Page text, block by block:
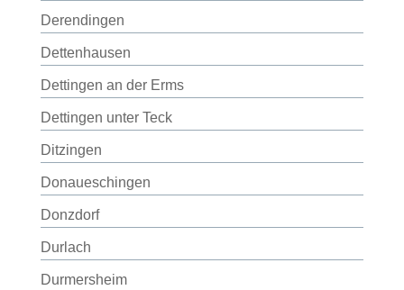
Derendingen
Dettenhausen
Dettingen an der Erms
Dettingen unter Teck
Ditzingen
Donaueschingen
Donzdorf
Durlach
Durmersheim